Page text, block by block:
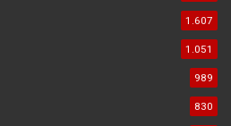
1.607
1.051
989
830